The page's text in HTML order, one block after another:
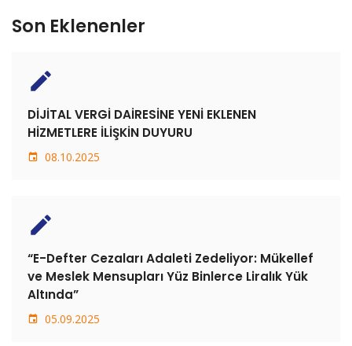
Son Eklenenler
create
DİJİTAL VERGİ DAİRESİNE YENİ EKLENEN
HİZMETLERE İLİŞKİN DUYURU
08.10.2025
create
“E-Defter Cezaları Adaleti Zedeliyor: Mükellef
ve Meslek Mensupları Yüz Binlerce Liralık Yük
Altında”
05.09.2025